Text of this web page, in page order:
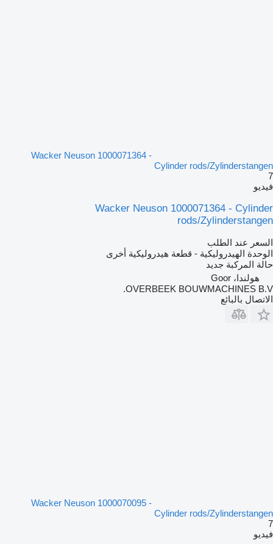
Wacker Neuson 1000071364 -
Cylinder rods/Zylinderstangen
7
فيديو
Wacker Neuson 1000071364 - Cylinder
rods/Zylinderstangen
السعر عند الطلب
الوحدة الهيدروليكية - قطعة هيدروليكية أخرى
حالة المركبة جديد
هولندا، Goor
OVERBEEK BOUWMACHINES B.V.
الاتصال بالبائع
Wacker Neuson 1000070095 -
Cylinder rods/Zylinderstangen
7
فيديو